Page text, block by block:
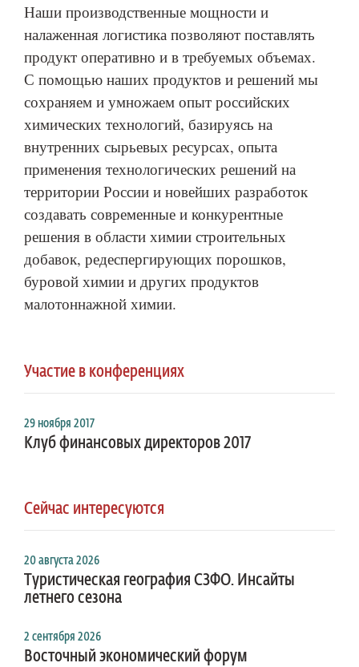
Наши производственные мощности и
налаженная логистика позволяют поставлять
продукт оперативно и в требуемых объемах.
С помощью наших продуктов и решений мы
сохраняем и умножаем опыт российских
химических технологий, базируясь на
внутренних сырьевых ресурсах, опыта
применения технологических решений на
территории России и новейших разработок
создавать современные и конкурентные
решения в области химии строительных
добавок, редеспергирующих порошков,
буровой химии и других продуктов
малотоннажной химии.
Участие в конференциях
29 ноября 2017
Клуб финансовых директоров 2017
Сейчас интересуются
20 августа 2026
Туристическая география СЗФО. Инсайты
летнего сезона
2 сентября 2026
Восточный экономический форум